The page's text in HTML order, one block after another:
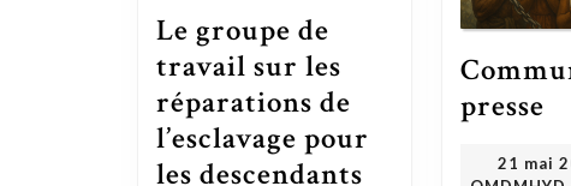
Le groupe de
travail sur les
réparations de
l’esclavage pour
les descendants
presse
21 mai